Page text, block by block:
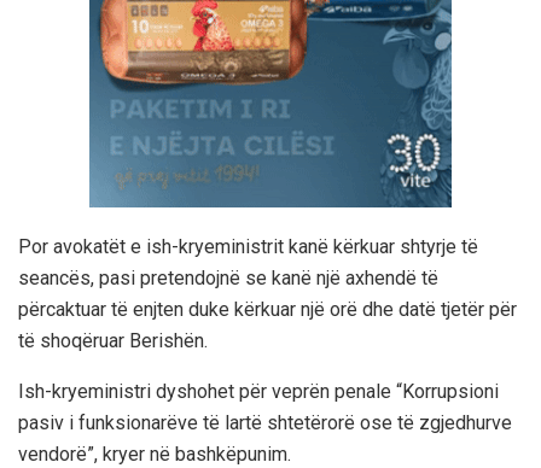
Por avokatët e ish-kryeministrit kanë kërkuar shtyrje të
seancës, pasi pretendojnë se kanë një axhendë të
përcaktuar të enjten duke kërkuar një orë dhe datë tjetër për
të shoqëruar Berishën.
Ish-kryeministri dyshohet për veprën penale “Korrupsioni
pasiv i funksionarëve të lartë shtetërorë ose të zgjedhurve
vendorë”, kryer në bashkëpunim.